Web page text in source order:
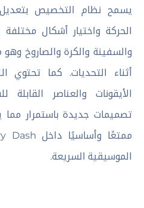
يسمح نظام التخصيص بتعديل
الحركة واختيار أشكال
والسفينة والكرة والصاروخ
أثناء التحديات. كما
الأيقونات والعناصر
تصميمات جديدة باستمرار
الموسيقية السريعة.